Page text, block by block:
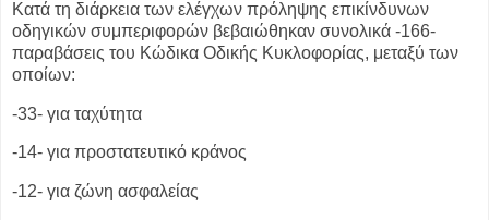
Κατά τη διάρκεια των ελέγχων πρόληψης επικίνδυνων
οδηγικών συμπεριφορών βεβαιώθηκαν συνολικά -166-
παραβάσεις του Κώδικα Οδικής Κυκλοφορίας, μεταξύ των
οποίων:
-33- για ταχύτητα
-14- για προστατευτικό κράνος
-12- για ζώνη ασφαλείας